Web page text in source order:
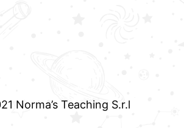
Norma’s Teaching S.r.l